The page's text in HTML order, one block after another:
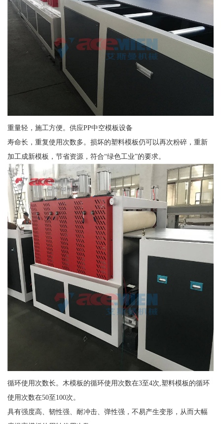
重量轻，施工方便。供应PP中空模板设备
寿命长，重复使用次数多。损坏的塑料模板仍可以再次粉碎，重新
加工成新模板，节省资源，符合“绿色工业”的要求。
循环使用次数长。木模板的循环使用次数在3至4次,塑料模板的循环
使用次数在50至100次。
具有强度高、韧性强、耐冲击、弹性强，不易产生变形，从而大幅